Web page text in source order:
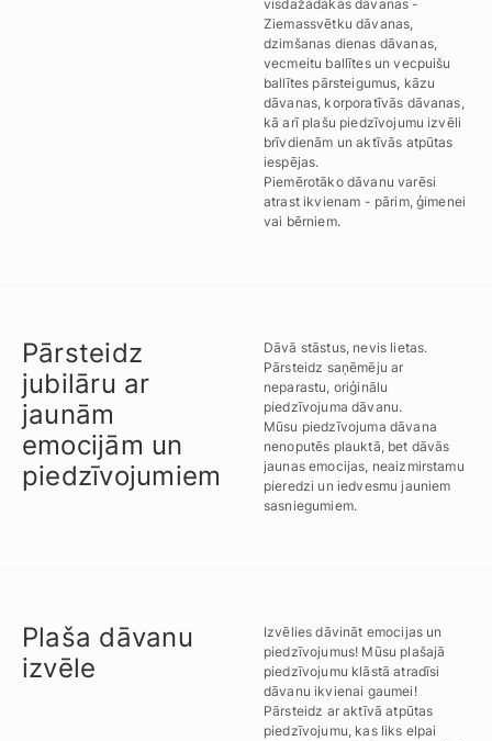
visdažādākās dāvanas -
Ziemassvētku dāvanas,
dzimšanas dienas dāvanas,
vecmeitu ballītes un vecpuišu
ballītes pārsteigumus, kāzu
dāvanas, korporatīvās dāvanas,
kā arī plašu piedzīvojumu izvēli
brīvdienām un aktīvās atpūtas
iespējas.
Piemērotāko dāvanu varēsi
atrast ikvienam - pārim, ģimenei
vai bērniem.
Pārsteidz
jubilāru ar
jaunām
emocijām un
piedzīvojumiem
Dāvā stāstus, nevis lietas.
Pārsteidz saņēmēju ar
neparastu, oriģinālu
piedzīvojuma dāvanu.
Mūsu piedzīvojuma dāvana
nenoputēs plauktā, bet dāvās
jaunas emocijas, neaizmirstamu
pieredzi un iedvesmu jauniem
sasniegumiem.
Plaša dāvanu
izvēle
Izvēlies dāvināt emocijas un
piedzīvojumus! Mūsu plašajā
piedzīvojumu klāstā atradīsi
dāvanu ikvienai gaumei!
Pārsteidz ar aktīvā atpūtas
piedzīvojumu, kas liks elpai